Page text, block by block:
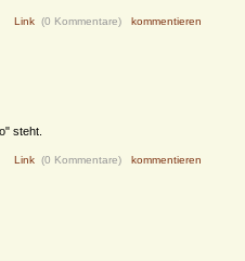
Link (0 Kommentare) kommentieren
steht.
Link (0 Kommentare) kommentieren